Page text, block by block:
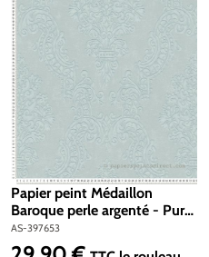
Papier peint Médaillon
Baroque perle argenté - Pure
Elegance d'A.S. Création | Réf.
AS-397653
AS-397653